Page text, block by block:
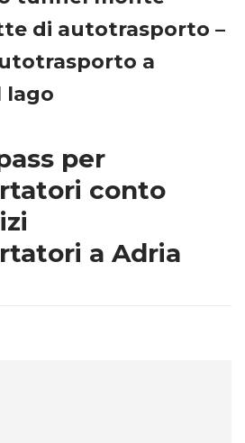
di autotrasporto –
a
lago
per
conto
a Adria